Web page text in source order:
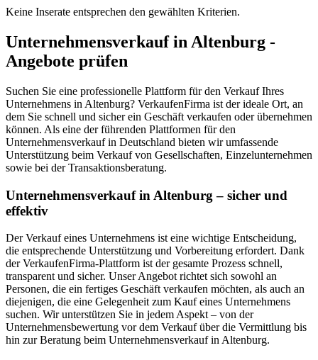
Keine Inserate entsprechen den gewählten Kriterien.
Unternehmensverkauf in Altenburg -
Angebote prüfen
Suchen Sie eine professionelle Plattform für den Verkauf Ihres
Unternehmens in Altenburg? VerkaufenFirma ist der ideale Ort, an
dem Sie schnell und sicher ein Geschäft verkaufen oder übernehmen
können. Als eine der führenden Plattformen für den
Unternehmensverkauf in Deutschland bieten wir umfassende
Unterstützung beim Verkauf von Gesellschaften, Einzelunternehmen
sowie bei der Transaktionsberatung.
Unternehmensverkauf in Altenburg – sicher und
effektiv
Der Verkauf eines Unternehmens ist eine wichtige Entscheidung,
die entsprechende Unterstützung und Vorbereitung erfordert. Dank
der VerkaufenFirma-Plattform ist der gesamte Prozess schnell,
transparent und sicher. Unser Angebot richtet sich sowohl an
Personen, die ein fertiges Geschäft verkaufen möchten, als auch an
diejenigen, die eine Gelegenheit zum Kauf eines Unternehmens
suchen. Wir unterstützen Sie in jedem Aspekt – von der
Unternehmensbewertung vor dem Verkauf über die Vermittlung bis
hin zur Beratung beim Unternehmensverkauf in Altenburg.